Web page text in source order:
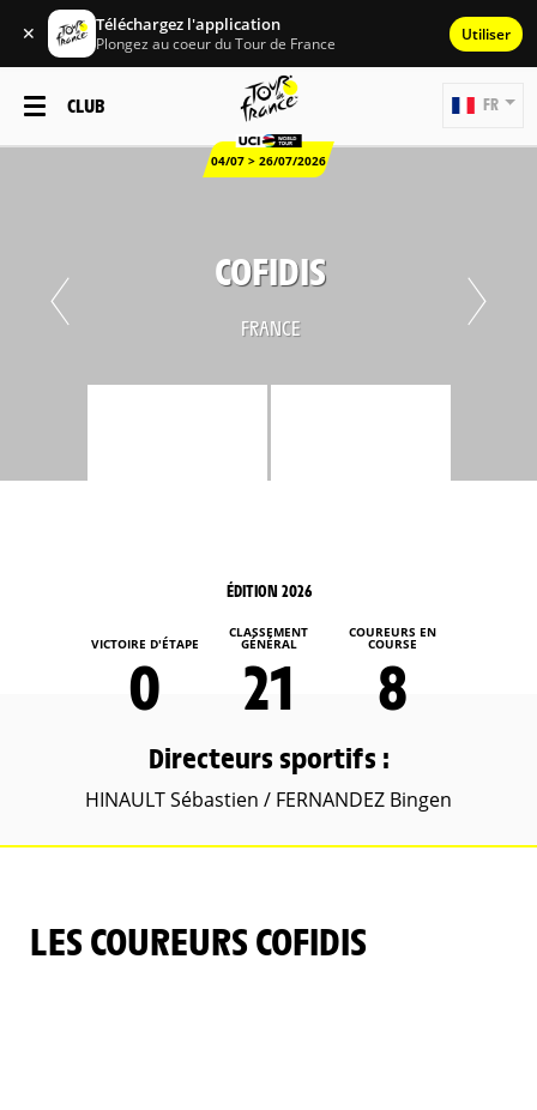
✕ Téléchargez l'application
Plongez au coeur du Tour de France Utiliser
CLUB
04/07 > 26/07/2026
FR
COFIDIS
FRANCE
ÉDITION 2026
VICTOIRE D'ÉTAPE
0
CLASSEMENT
GÉNÉRAL
21
COUREURS EN
COURSE
8
Directeurs sportifs :
HINAULT Sébastien / FERNANDEZ Bingen
LES COUREURS COFIDIS